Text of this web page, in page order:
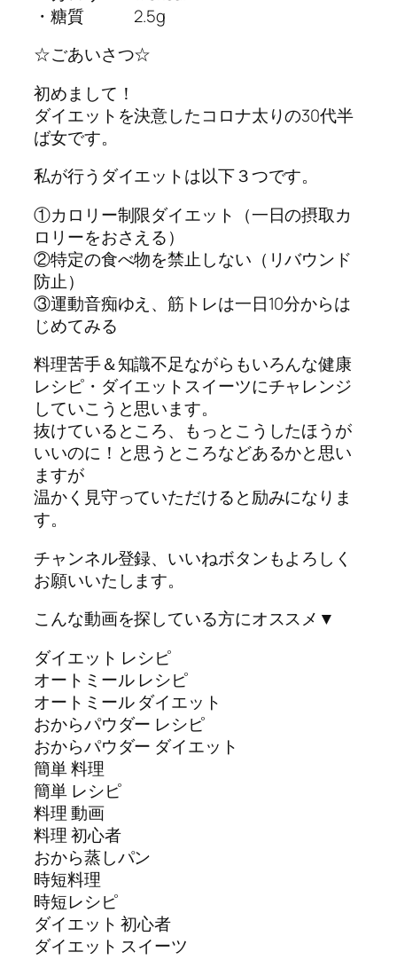
・糖質 2.5g
☆ごあいさつ☆
初めまして！
ダイエットを決意したコロナ太りの30代半
ば女です。
私が行うダイエットは以下３つです。
①カロリー制限ダイエット（一日の摂取カ
ロリーをおさえる）
②特定の食べ物を禁止しない（リバウンド
防止）
③運動音痴ゆえ、筋トレは一日10分からは
じめてみる
料理苦手＆知識不足ながらもいろんな健康
レシピ・ダイエットスイーツにチャレンジ
していこうと思います。
抜けているところ、もっとこうしたほうが
いいのに！と思うところなどあるかと思い
ますが
温かく見守っていただけると励みになりま
す。
チャンネル登録、いいねボタンもよろしく
お願いいたします。
こんな動画を探している方にオススメ▼
ダイエット レシピ
オートミール レシピ
オートミール ダイエット
おからパウダー レシピ
おからパウダー ダイエット
簡単 料理
簡単 レシピ
料理 動画
料理 初心者
おから蒸しパン
時短料理
時短レシピ
ダイエット 初心者
ダイエット スイーツ